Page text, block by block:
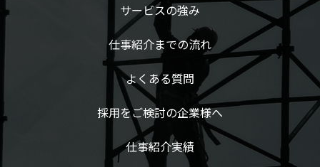
サービスの強み
仕事紹介までの流れ
よくある質問
採用をご検討の企業様へ
仕事紹介実績